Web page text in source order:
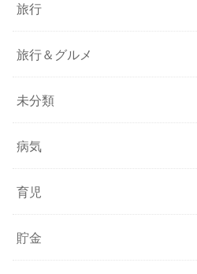
旅行
旅行＆グルメ
未分類
病気
育児
貯金